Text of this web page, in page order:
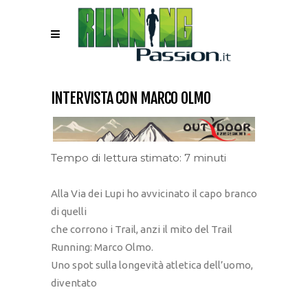
INTERVISTA CON MARCO OLMO
Tempo di lettura stimato: 7 minuti
Alla Via dei Lupi ho avvicinato il capo branco
di quelli
che corrono i Trail, anzi il mito del Trail
Running: Marco Olmo.
Uno spot sulla longevità atletica dell’uomo,
diventato